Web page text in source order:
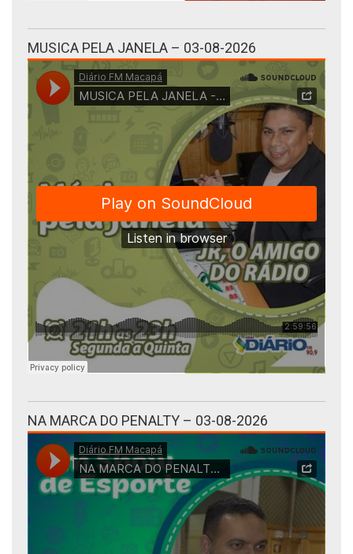
MUSICA PELA JANELA – 03-08-2026
NA MARCA DO PENALTY – 03-08-2026